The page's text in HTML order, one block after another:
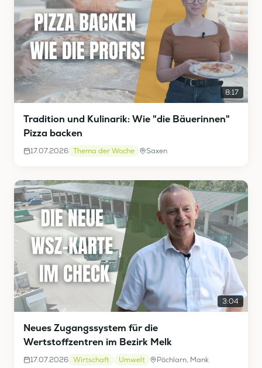
8:17
Tradition und Kulinarik: Wie "die Bäuerinnen"
Pizza backen
17.07.2026 Thema der Woche Saxen
3:04
Neues Zugangssystem für die
Wertstoffzentren im Bezirk Melk
17.07.2026 Wirtschaft Umwelt Pöchlarn, Mank